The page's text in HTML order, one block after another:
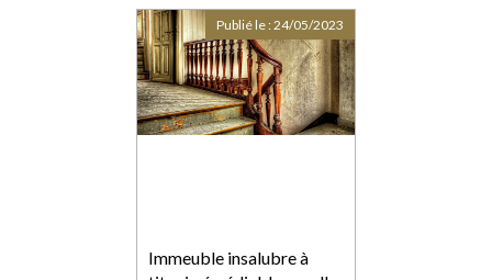
Immeuble insalubre à
Publié le :24/05/2023